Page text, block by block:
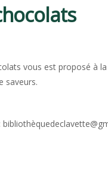
vous est proposé à
saveurs.